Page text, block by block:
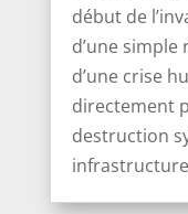
début de
d’une
d’une crise
directement
destruction